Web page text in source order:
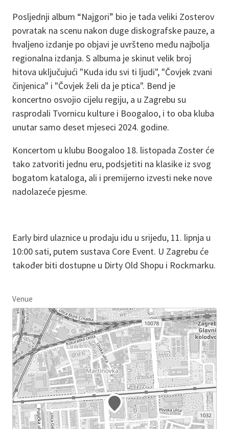
Posljednji album “Najgori” bio je tada veliki Zosterov
povratak na scenu nakon duge diskografske pauze, a
hvaljeno izdanje po objavi je uvršteno među najbolja
regionalna izdanja. S albuma je skinut velik broj
hitova uključujući "Kuda idu svi ti ljudi", "Čovjek zvani
činjenica" i "Čovjek želi da je ptica". Bend je
koncertno osvojio cijelu regiju, a u Zagrebu su
rasprodali Tvornicu kulture i Boogaloo, i to oba kluba
unutar samo deset mjeseci 2024. godine.
Koncertom u klubu Boogaloo 18. listopada Zoster će
tako zatvoriti jednu eru, podsjetiti na klasike iz svog
bogatom kataloga, ali i premijerno izvesti neke nove
nadolazeće pjesme.
Early bird ulaznice u prodaju idu u srijedu, 11. lipnja u
10:00 sati, putem sustava Core Event. U Zagrebu će
također biti dostupne u Dirty Old Shopu i Rockmarku.
Venue